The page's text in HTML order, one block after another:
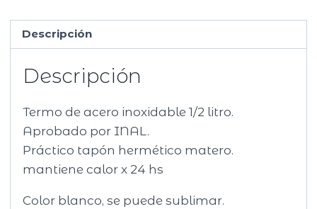
Descripción
Descripción
Termo de acero inoxidable 1/2 litro.
Aprobado por INAL.
Práctico tapón hermético matero.
mantiene calor x 24 hs
Color blanco, se puede sublimar.